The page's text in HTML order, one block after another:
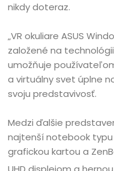
nikdy doteraz.
„VR okuliare ASUS
založené na
umožňuje
a virtuálny svet úplne
svoju predstavivosť.
Medzi ďalšie
najtenší notebook typu
grafickou kartou a